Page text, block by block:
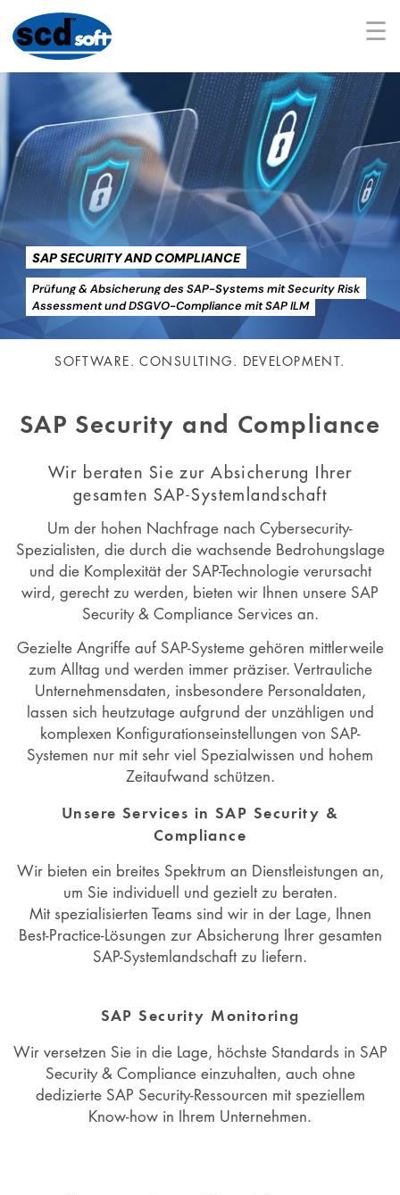
☰
SAP SECURITY AND COMPLIANCE
Prüfung & Absicherung des SAP-Systems mit Security Risk
Assessment und DSGVO-Compliance mit SAP ILM
SOFTWARE. CONSULTING. DEVELOPMENT.
SAP Security and Compliance
Wir beraten Sie zur Absicherung Ihrer
gesamten SAP-Systemlandschaft
Um der hohen Nachfrage nach Cybersecurity-
Spezialisten, die durch die wachsende Bedrohungslage
und die Komplexität der SAP-Technologie verursacht
wird, gerecht zu werden, bieten wir Ihnen unsere SAP
Security & Compliance Services an.
Gezielte Angriffe auf SAP-Systeme gehören mittlerweile
zum Alltag und werden immer präziser. Vertrauliche
Unternehmensdaten, insbesondere Personaldaten,
lassen sich heutzutage aufgrund der unzähligen und
komplexen Konfigurationseinstellungen von SAP-
Systemen nur mit sehr viel Spezialwissen und hohem
Zeitaufwand schützen.
Unsere Services in SAP Security &
Compliance
Wir bieten ein breites Spektrum an Dienstleistungen an,
um Sie individuell und gezielt zu beraten.
Mit spezialisierten Teams sind wir in der Lage, Ihnen
Best-Practice-Lösungen zur Absicherung Ihrer gesamten
SAP-Systemlandschaft zu liefern.
SAP Security Monitoring
Wir versetzen Sie in die Lage, höchste Standards in SAP
Security & Compliance einzuhalten, auch ohne
dedizierte SAP Security-Ressourcen mit speziellem
Know-how in Ihrem Unternehmen.